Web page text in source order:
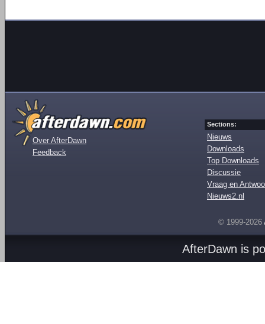
Over AfterDawn
Feedback
Sections:
Nieuws
Downloads
Top Downloads
Discussie
Vraag en
Nieuws2.nl
© 1999-2026
AfterDawn is